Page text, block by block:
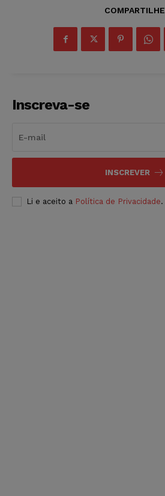
COMPARTILHE
Inscreva-se
INSCREVER
Li e aceito a Política de Privacidade.